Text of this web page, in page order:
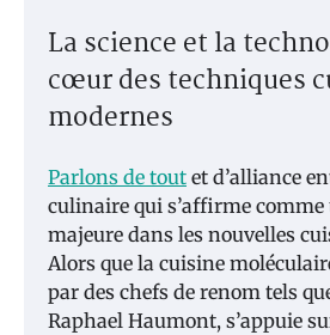
La science et la
cœur des techniques
modernes
Parlons de tout et d’alliance
culinaire qui s’affirme comme
majeure dans les nouvelles
Alors que la cuisine
par des chefs de renom tels
Raphael Haumont, s’appuie